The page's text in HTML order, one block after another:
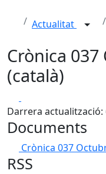
Actualitat
Crònica
(català)
Darrera actualització:
Documents
Crònica 037
RSS